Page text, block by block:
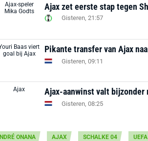
Ajax zet eerste stap tegen
Gisteren, 21:57
Pikante transfer van Ajax
Gisteren, 09:11
Ajax-aanwinst valt bijzonder
Gisteren, 08:25
ONANA AJAX SCHALKE 04